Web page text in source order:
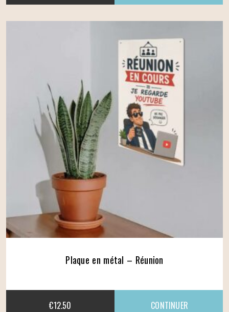
Plaque en métal – Réunion
€12.50